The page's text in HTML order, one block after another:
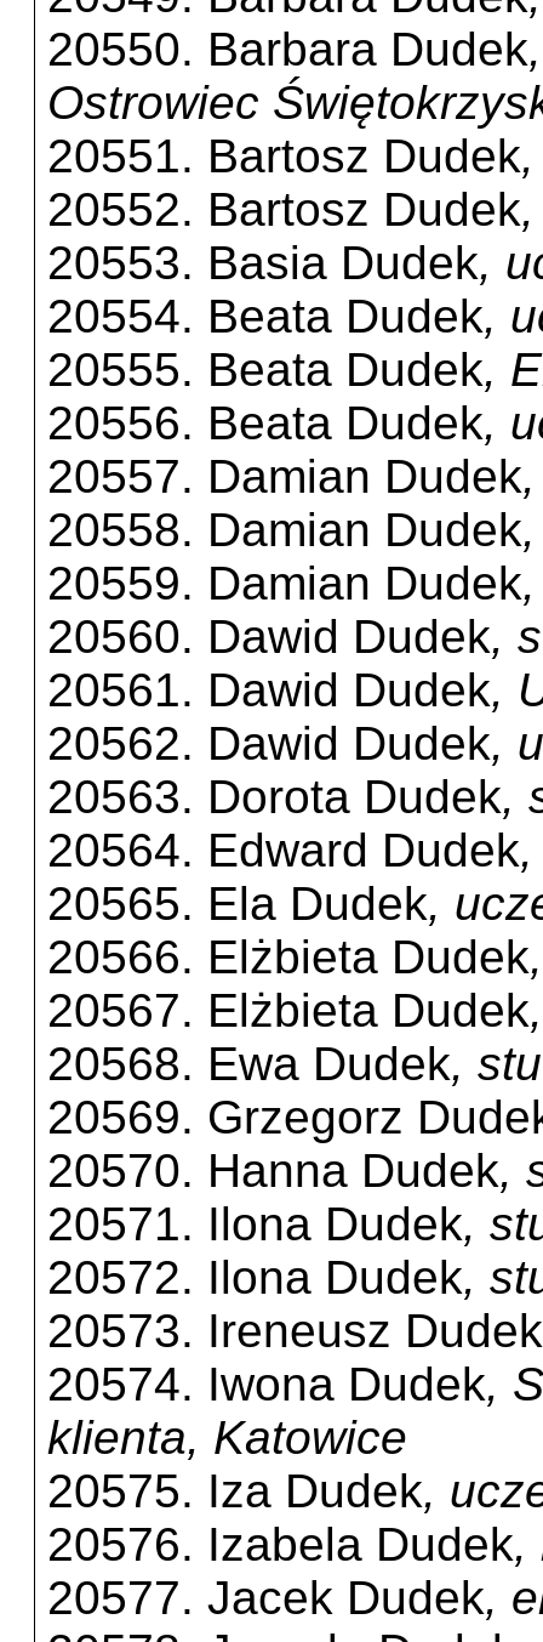
20550. Barbara Dudek
Ostrowiec
20551. Bartosz Dudek
20552. Bartosz Dudek
20553. Basia Dudek,
20554. Beata Dudek,
20555. Beata Dudek,
20556. Beata Dudek,
20557. Damian Dudek
20558. Damian Dudek
20559. Damian Dudek
20560. Dawid Dudek,
20561. Dawid Dudek,
20562. Dawid Dudek,
20563. Dorota Dudek,
20564. Edward Dudek
20565. Ela Dudek,
20566. Elżbieta Dudek
20567. Elżbieta Dudek
20568. Ewa Dudek,
20569. Grzegorz
20570. Hanna Dudek,
20571. Ilona Dudek,
20572. Ilona Dudek,
20573. Ireneusz Dudek
20574. Iwona Dudek,
klienta, Katowice
20575. Iza Dudek,
20576. Izabela Dudek,
20577. Jacek Dudek,